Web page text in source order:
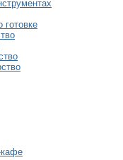
готовке